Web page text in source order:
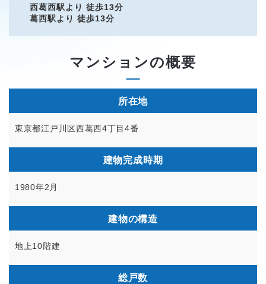
西葛西駅より 徒歩13分
葛西駅より 徒歩13分
マンションの概要
所在地
東京都江戸川区西葛西4丁目4番
建物完成時期
1980年2月
建物の構造
地上10階建
総戸数